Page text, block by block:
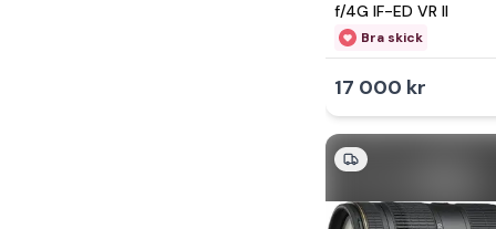
f/4G IF-ED VR II
Bra skick
17 000 kr